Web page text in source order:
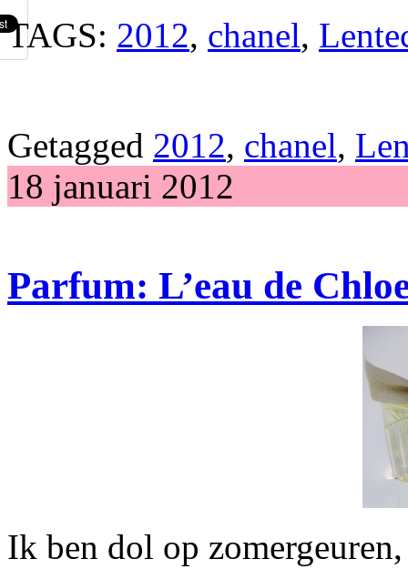
TAGS: 2012, chanel,
Getagged 2012, chanel,
18 januari 2012
Parfum: L’eau de
Ik ben dol op